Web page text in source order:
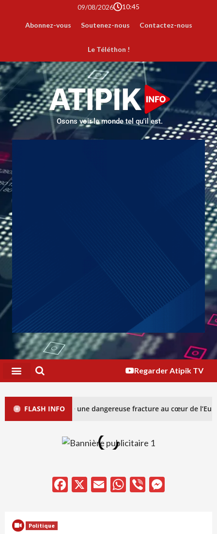
09/08/2026 10:45
Abonnez-vous Soutenez-nous Contactez-nous
Le Téléthon !
Osons voir le monde tel qu'il est.
Regarder Atipik TV
FLASH INFO
ouvre une dangereuse fracture au cœur de l’Europe (Analyse
Facebook
X EmailWhatsApp
Viber
Politique